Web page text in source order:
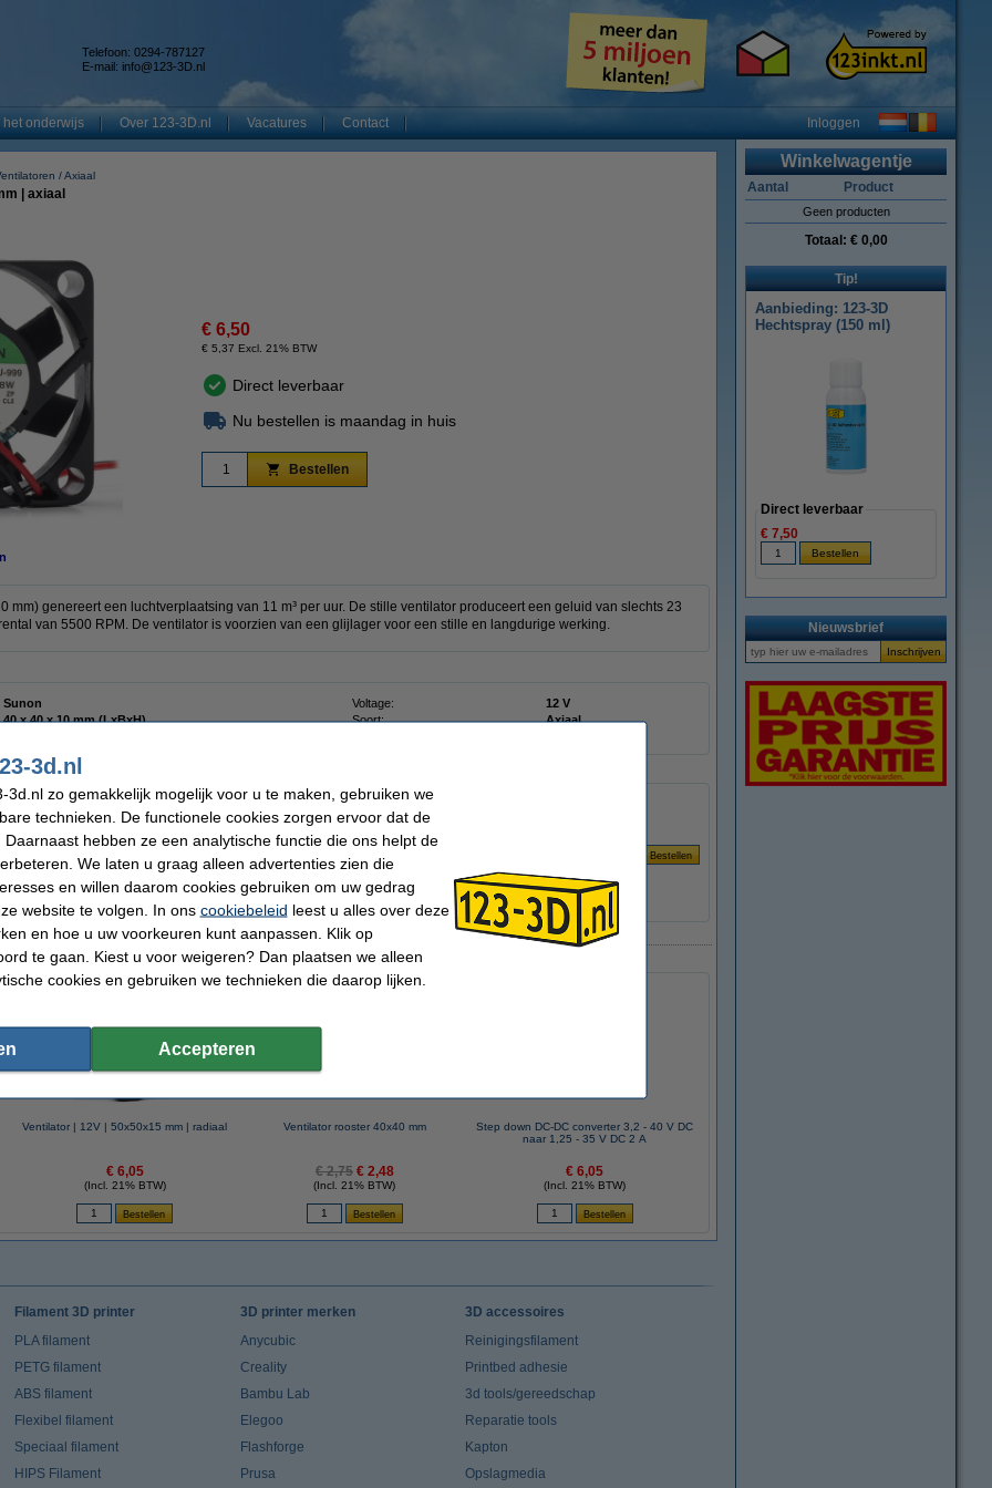
Telefoon: 0294-787127
E-mail: info@123-3D.nl
het onderwijs Over 123-3D.nl Vacatures Contact Inloggen
Axiaal
| axiaal
€ 6,50
€ 5,37 Excl. 21% BTW
Direct leverbaar
Nu bestellen is maandag in huis
Bestellen
mm) genereert een luchtverplaatsing van 11 m³ per uur. De stille ventilator produceert een geluid van slechts 23
van 5500 RPM. De ventilator is voorzien van een glijlager voor een stille en langdurige werking.
Sunon Voltage:
12 V
40 x 40 x 10 mm (LxBxH) Soort:
Axiaal
mm
artikel ook besteld hebben
Ventilator | 12V | 50x50x15 mm | radiaal
€ 6,05
(Incl. 21% BTW)
Ventilator rooster 40x40 mm
€ 2,75 € 2,48
(Incl. 21% BTW)
Step down DC-DC converter 3,2 - 40 V DC
naar 1,25 - 35 V DC 2 A
€ 6,05
(Incl. 21% BTW)
Winkelwagentje
Aantal Product
Geen producten
Totaal: € 0,00
Tip!
Aanbieding: 123-3D
Hechtspray (150 ml)
Direct leverbaar
€ 7,50
Nieuwsbrief
Filament 3D printer
PLA filament
PETG filament
ABS filament
Flexibel filament
Speciaal filament
HIPS Filament
3D printer merken
Anycubic
Creality
Bambu Lab
Elegoo
Flashforge
Prusa
3D accessoires
Reinigingsfilament
Printbed adhesie
3d tools/gereedschap
Reparatie tools
Kapton
Opslagmedia
3d.nl
3d.nl zo gemakkelijk mogelijk voor u te maken, gebruiken we
technieken. De functionele cookies zorgen ervoor dat de
hebben ze een analytische functie die ons helpt de
We laten u graag alleen advertenties zien die
en willen daarom cookies gebruiken om uw gedrag
website te volgen. In ons cookiebeleid leest u alles over deze
en hoe u uw voorkeuren kunt aanpassen. Klik op
te gaan. Kiest u voor weigeren? Dan plaatsen we alleen
cookies en gebruiken we technieken die daarop lijken.
Accepteren